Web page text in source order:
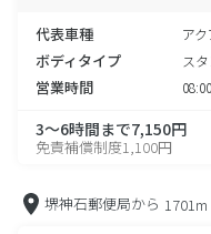
代表車種 ア
ボディタイプ ス
営業時間
3～6時間まで7,150円
免責補償制度1,100円
堺神石郵便局から 1701m